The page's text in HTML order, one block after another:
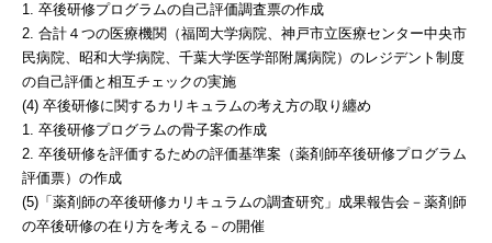
1. 卒後研修プログラムの自己評価調査票の作成
2. 合計４つの医療機関（福岡大学病院、神戸市立医療センター中央市
民病院、昭和大学病院、千葉大学医学部附属病院）のレジデント制度
の自己評価と相互チェックの実施
(4) 卒後研修に関するカリキュラムの考え方の取り纏め
1. 卒後研修プログラムの骨子案の作成
2. 卒後研修を評価するための評価基準案（薬剤師卒後研修プログラム
評価票）の作成
(5)「薬剤師の卒後研修カリキュラムの調査研究」成果報告会－薬剤師
の卒後研修の在り方を考える－の開催